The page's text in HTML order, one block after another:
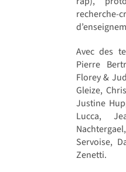
Avec des
Pierre
Florey &
Gleize,
Justine
Lucca,
Servoise,
Zenetti.